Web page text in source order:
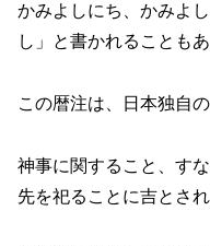
かみよしにち、かみよ
し」と書かれることもあ
この暦注は、日本独自の
神事に関すること、す
先を祀ることに吉とされ